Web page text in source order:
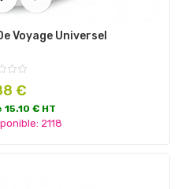
Voyage Universel
€
€ HT
2118